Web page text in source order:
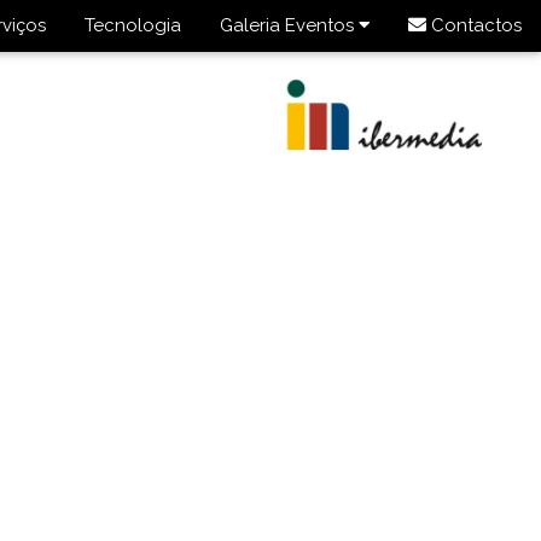
Tecnologia Galeria Eventos Contactos